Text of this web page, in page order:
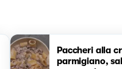
Paccheri alla
parmigiano,